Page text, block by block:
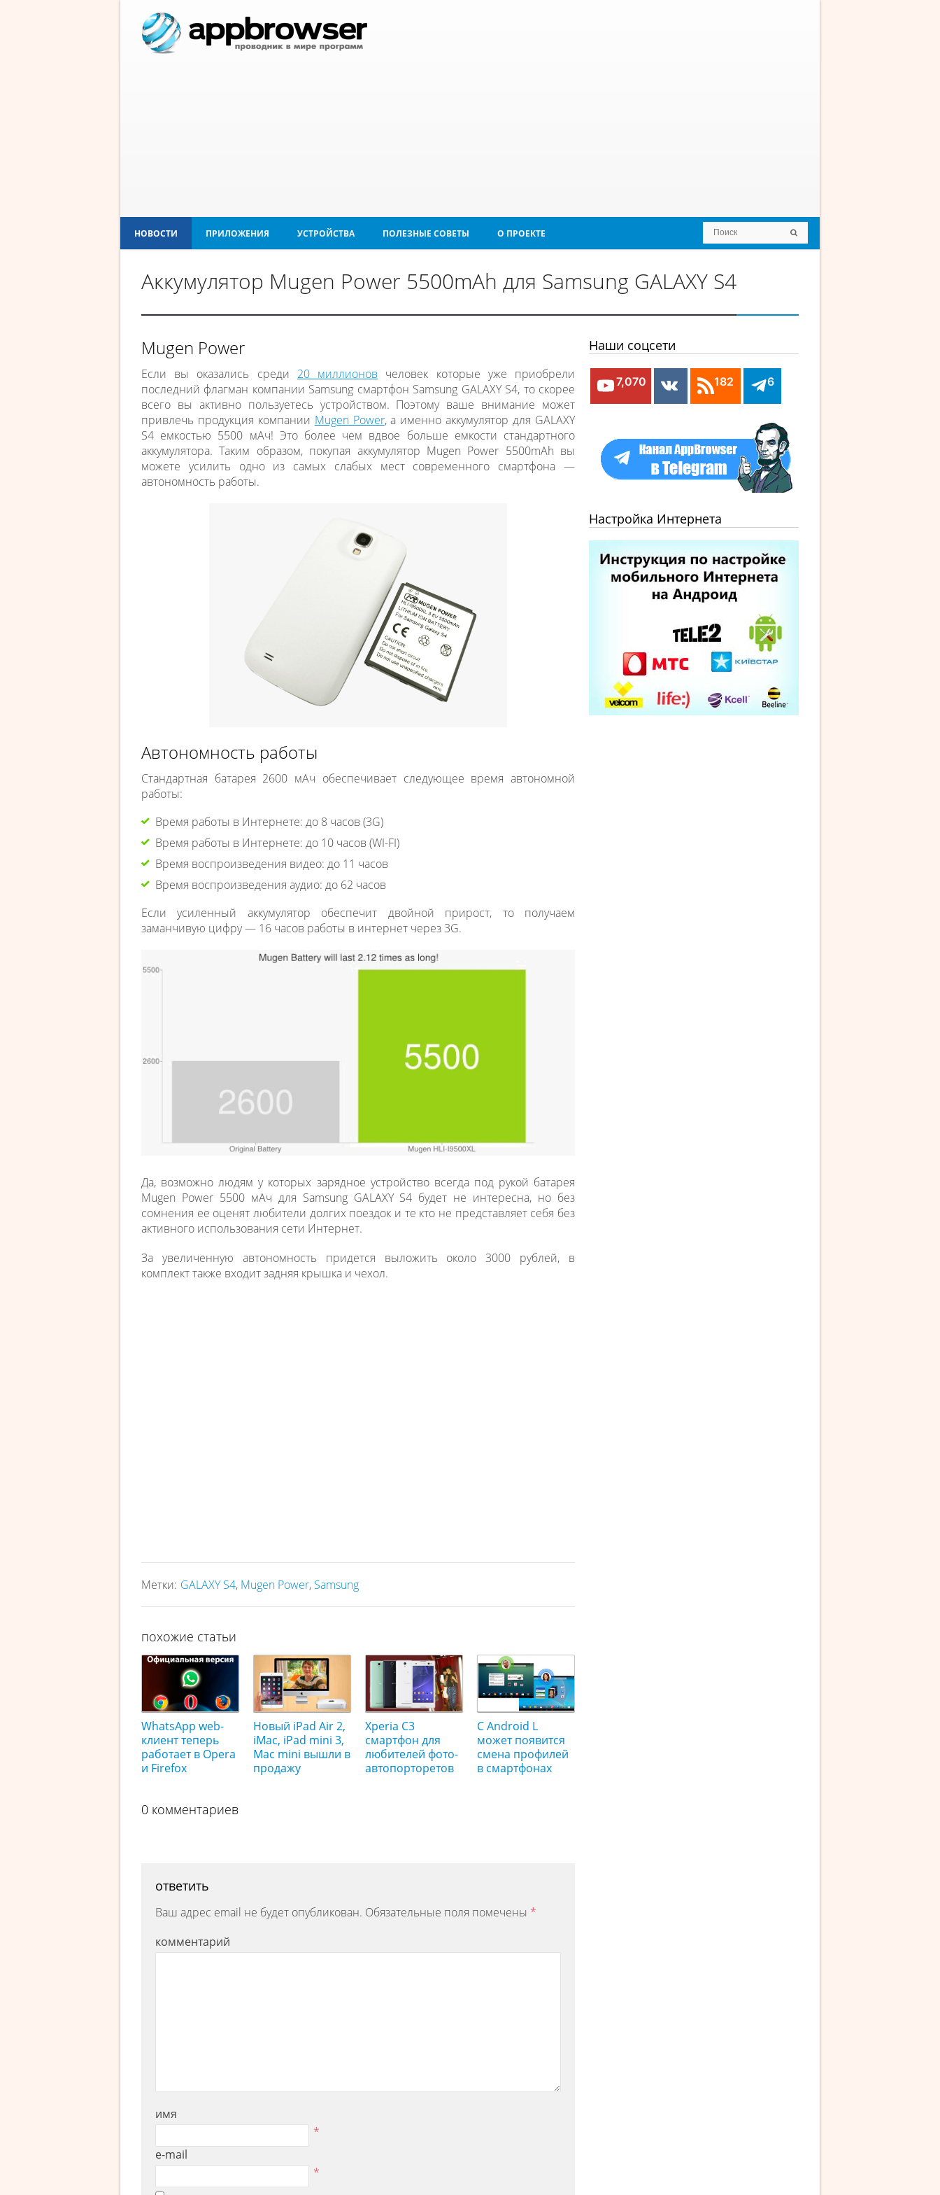
НОВОСТИ ПРИЛОЖЕНИЯ УСТРОЙСТВА ПОЛЕЗНЫЕ СОВЕТЫ О ПРОЕКТЕ
Аккумулятор Mugen Power 5500mAh для Samsung GALAXY S4
Mugen Power
Если вы оказались среди 20 миллионов человек которые уже приобрели
последний флагман компании Samsung смартфон Samsung GALAXY S4, то скорее
всего вы активно пользуетесь устройством. Поэтому ваше внимание может
привлечь продукция компании Mugen Power, а именно аккумулятор для GALAXY
S4 емкостью 5500 мАч! Это более чем вдвое больше емкости стандартного
аккумулятора. Таким образом, покупая аккумулятор Mugen Power 5500mAh вы
можете усилить одно из самых слабых мест современного смартфона —
автономность работы.
Автономность работы
Стандартная батарея 2600 мАч обеспечивает следующее время автономной
работы:
Время работы в Интернете: до 8 часов (3G)
Время работы в Интернете: до 10 часов (WI-FI)
Время воспроизведения видео: до 11 часов
Время воспроизведения аудио: до 62 часов
Если усиленный аккумулятор обеспечит двойной прирост, то получаем
заманчивую цифру — 16 часов работы в интернет через 3G.
Да, возможно людям у которых зарядное устройство всегда под рукой батарея
Mugen Power 5500 мАч для Samsung GALAXY S4 будет не интересна, но без
сомнения ее оценят любители долгих поездок и те кто не представляет себя без
активного использования сети Интернет.
За увеличенную автономность придется выложить около 3000 рублей, в
комплект также входит задняя крышка и чехол.
Метки: GALAXY S4, Mugen Power, Samsung
похожие статьи
WhatsApp web-
клиент теперь
работает в Opera
и Firefox
Новый iPad Air 2,
iMac, iPad mini 3,
Mac mini вышли в
продажу
Xperia C3
смартфон для
любителей фото-
автопорторетов
С Android L
может появится
смена профилей
в смартфонах
0 комментариев
ответить
Ваш адрес email не будет опубликован. Обязательные поля помечены *
комментарий
имя
*
e-mail
*
Наши соцсети
7,070 182 6
Настройка Интернета